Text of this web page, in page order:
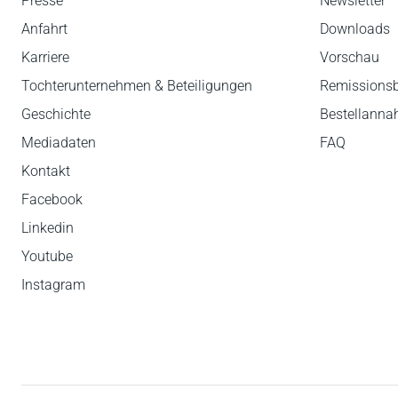
Anfahrt
Karriere
Tochterunternehmen & Beteiligungen
Geschichte
Mediadaten
Kontakt
Facebook
Linkedin
Youtube
Instagram
Downloads
Vorschau
FAQ